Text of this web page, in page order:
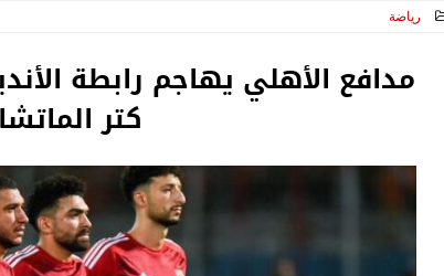
رياضة
مدافع الأهلي يهاجم رابطة
كتر